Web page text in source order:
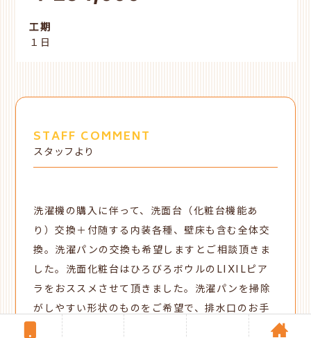
工期
１日
STAFF COMMENT
スタッフより
洗濯機の購入に伴って、洗面台（化粧台機能あ
り）交換＋付随する内装各種、壁床も含む全体交
換。洗濯パンの交換も希望しますとご相談頂きま
した。洗面化粧台はひろびろボウルのLIXILピア
ラをおススメさせて頂きました。洗濯パンを掃除
がしやすい形状のものをご希望で、排水口のお手
入れなど洗濯機の下のお掃除がラクにできる「テ